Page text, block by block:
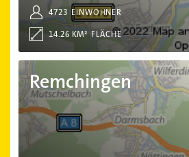
EINWOHNER
4723
FLÄCHE
14.26 KM²
Remchingen
Remchingen